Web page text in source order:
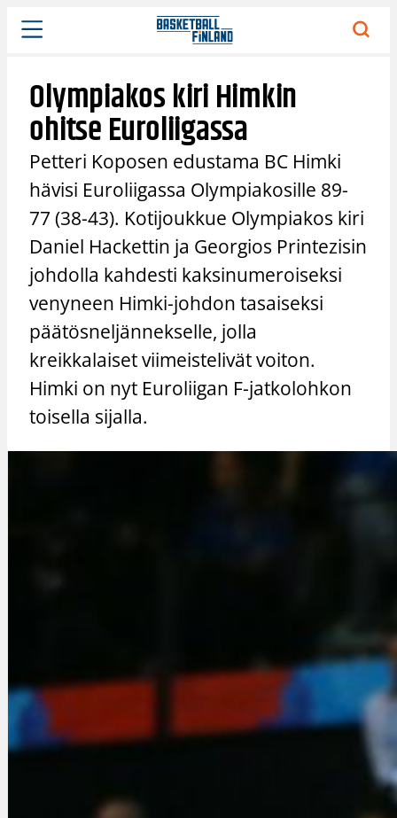
Siirry
sisältöön
Olympiakos kiri Himkin
ohitse Euroliigassa
Petteri Koposen edustama BC Himki
hävisi Euroliigassa Olympiakosille 89-
77 (38-43). Kotijoukkue Olympiakos kiri
Daniel Hackettin ja Georgios Printezisin
johdolla kahdesti kaksinumeroiseksi
venyneen Himki-johdon tasaiseksi
päätösneljännekselle, jolla
kreikkalaiset viimeistelivät voiton.
Himki on nyt Euroliigan F-jatkolohkon
toisella sijalla.